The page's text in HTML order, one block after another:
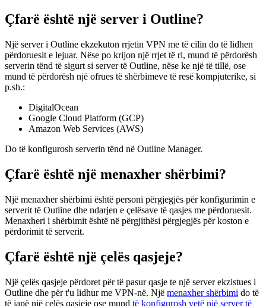
Çfarë është një server i Outline?
Një server i Outline ekzekuton rrjetin VPN me të cilin do të lidhen
përdoruesit e lejuar. Nëse po krijon një rrjet të ri, mund të përdorësh
serverin tënd të sigurt si server të Outline, nëse ke një të tillë, ose
mund të përdorësh një ofrues të shërbimeve të resë kompjuterike, si
p.sh.:
DigitalOcean
Google Cloud Platform (GCP)
Amazon Web Services (AWS)
Do të konfigurosh serverin tënd në Outline Manager.
Çfarë është një menaxher shërbimi?
Një menaxher shërbimi është personi përgjegjës për konfigurimin e
serverit të Outline dhe ndarjen e çelësave të qasjes me përdoruesit.
Menaxheri i shërbimit është në përgjithësi përgjegjës për koston e
përdorimit të serverit.
Çfarë është një çelës qasjeje?
Një çelës qasjeje përdoret për të pasur qasje te një server ekzistues i
Outline dhe për t'u lidhur me VPN-në. Një menaxher shërbimi do të
të japë një çelës qasjeje ose mund të konfigurosh vetë një server të